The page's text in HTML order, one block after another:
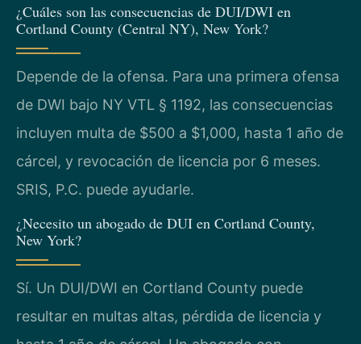
¿Cuáles son las consecuencias de DUI/DWI en
Cortland County (Central NY), New York?
Depende de la ofensa. Para una primera ofensa
de DWI bajo NY VTL § 1192, las consecuencias
incluyen multa de $500 a $1,000, hasta 1 año de
cárcel, y revocación de licencia por 6 meses.
SRIS, P.C. puede ayudarle.
¿Necesito un abogado de DUI en Cortland County,
New York?
Sí. Un DUI/DWI en Cortland County puede
resultar en multas altas, pérdida de licencia y